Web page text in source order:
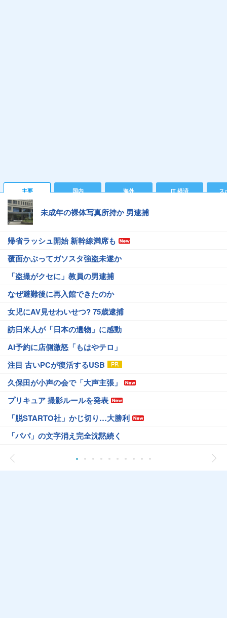
主要 国内 海外 IT 経済 ス
未成年の裸体写真所持か 男逮捕
帰省ラッシュ開始 新幹線満席も
覆面かぶってガソスタ強盗未遂か
「盗撮がクセに」教員の男逮捕
なぜ避難後に再入館できたのか
女児にAV見せわいせつ? 75歳逮捕
訪日米人が「日本の遺物」に感動
AI予約に店側激怒「もはやテロ」
注目 古いPCが復活するUSB
久保田が小声の会で「大声主張」
プリキュア 撮影ルールを発表
「脱STARTO社」かじ切り…大勝利
「パパ」の文字消え完全沈黙続く